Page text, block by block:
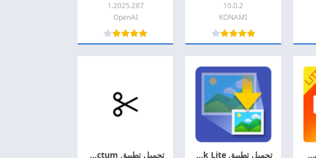
10.0.2
KONAMI
1.2025.287
OpenAI
تحميل فيفا فيديو لايت مهكر 2026 VivaVideo Lite MOD APK اخر اصدار للاندرويد تحميل تطبيق Image Shrink Lite مهكرة 2026 اخر اصدار APK + MOD للاندرويد تحميل تطبيق Efectum مهكر 2026 اخر اصدار MOD + APK للأندرويد